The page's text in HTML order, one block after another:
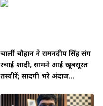
चार्ली चौहान ने रामनदीप सिंह संग
रचाई शादी, सामने आईं खूबसूरत
तस्वीरें; सादगी भरे अंदाज...